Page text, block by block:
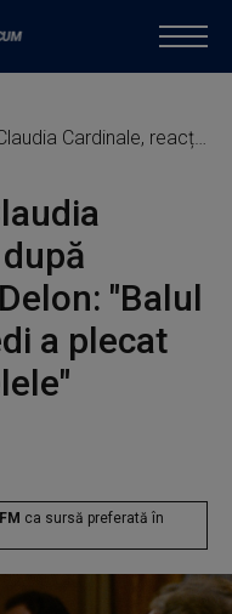
Cardinale, reacție după moartea lui Alain Delon: "Balul s-a sfârşit. Tancredi a plecat să danseze cu stelele"
"Balul
a plecat
ca sursă preferată în